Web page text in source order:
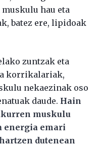
hau eta
batez ere, lipidoak
zuntzak eta
korrikalariak,
nekaezinak oso
daude. Hain
muskulu
energia emari
dutenean